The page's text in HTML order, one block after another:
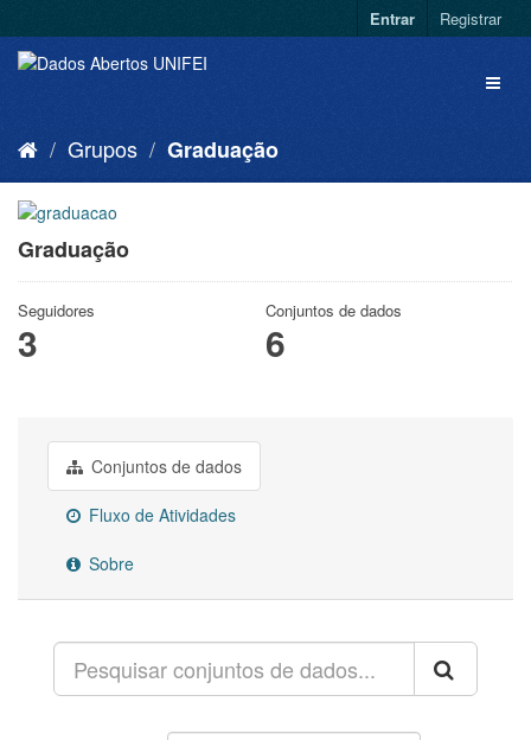
Entrar Registrar
Grupos Graduação
Graduação
Seguidores
3
Conjuntos de dados
6
Conjuntos de dados
Fluxo de Atividades
Sobre